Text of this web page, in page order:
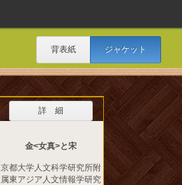
背表紙 ジャケット
詳 細
金<女真>と宋
京都大学人文科学研究所附
属東アジア人文情報学研究